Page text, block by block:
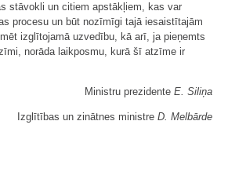
stāvokli un citiem apstākļiem, kas var
procesu un būt nozīmīgi tajā iesaistītajām
izglītojamā uzvedību, kā arī, ja pieņemts
norāda laikposmu, kurā šī atzīme ir
Ministru prezidente E. Siliņa
Izglītības un zinātnes ministre D. Melbārde